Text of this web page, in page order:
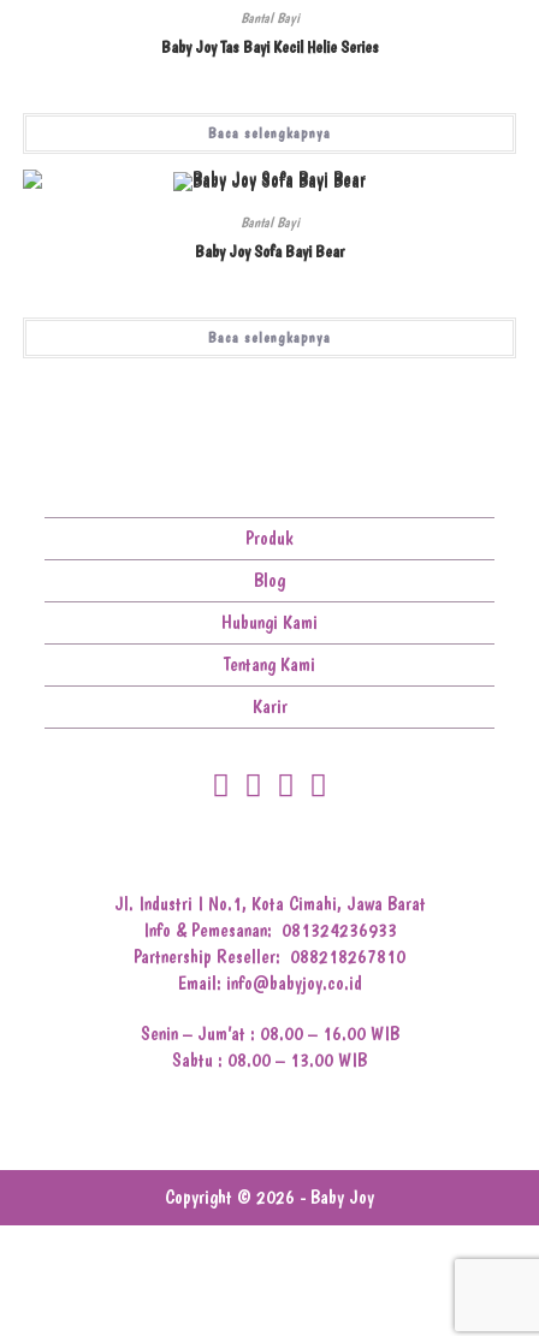
Bantal Bayi
Baby Joy Tas Bayi Kecil Helie Series
Baca selengkapnya
Bantal Bayi
Baby Joy Sofa Bayi Bear
Baca selengkapnya
Produk
Blog
Hubungi Kami
Tentang Kami
Karir
Jl. Industri I No.1, Kota Cimahi, Jawa Barat
Info & Pemesanan: 081324236933
Partnership Reseller: 088218267810
Email: info@babyjoy.co.id
Senin – Jum’at : 08.00 – 16.00 WIB
Sabtu : 08.00 – 13.00 WIB
Copyright © 2026 - Baby Joy